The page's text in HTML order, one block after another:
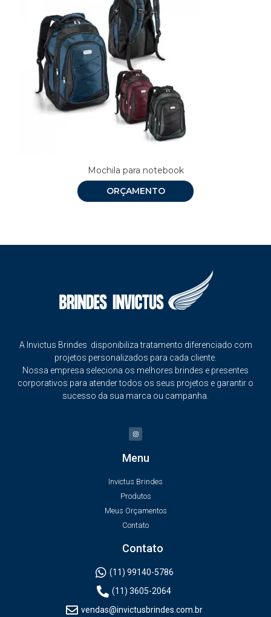
Mochila para notebook
ORÇAMENTO
A Invictus Brindes disponibiliza tratamento diferenciado com
projetos personalizados para cada cliente.
Nossa empresa seleciona os melhores brindes e presentes
corporativos para atender todos os seus projetos e garantir o
sucesso da sua marca ou campanha.
Menu
Invictus Brindes
Produtos
Meus Orçamentos
Contato
Contato
(11) 99140-5786
(11) 3605-2064
vendas@invictusbrindes.com.br